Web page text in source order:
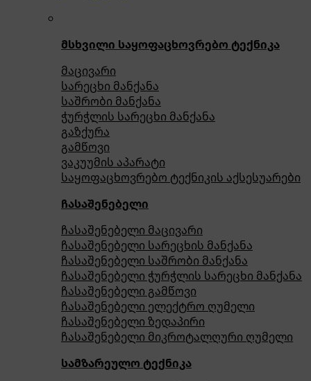
მსხვილი საყოფაცხოვრებო ტექნიკა
მაცივარი
სარეცხი მანქანა
საშრობი მანქანა
ჭურჭლის სარეცხი მანქანა
გაზქურა
გამწოვი
ვაკუუმის აპარატი
საყოფაცხოვრებო ტექნიკის აქსესუარები
ჩასაშენებელი
ჩასაშენებელი მაცივარი
ჩასაშენებელი სარეცხის მანქანა
ჩასაშენებელი საშრობი მანქანა
ჩასაშენებელი ჭურჭლის სარეცხი მანქანა
ჩასაშენებელი გამწოვი
ჩასაშენებელი ელექტრო ღუმელი
ჩასაშენებელი ზედაპირი
ჩასაშენებელი მიკროტალღური ღუმელი
სამზარეულო ტექნიკა